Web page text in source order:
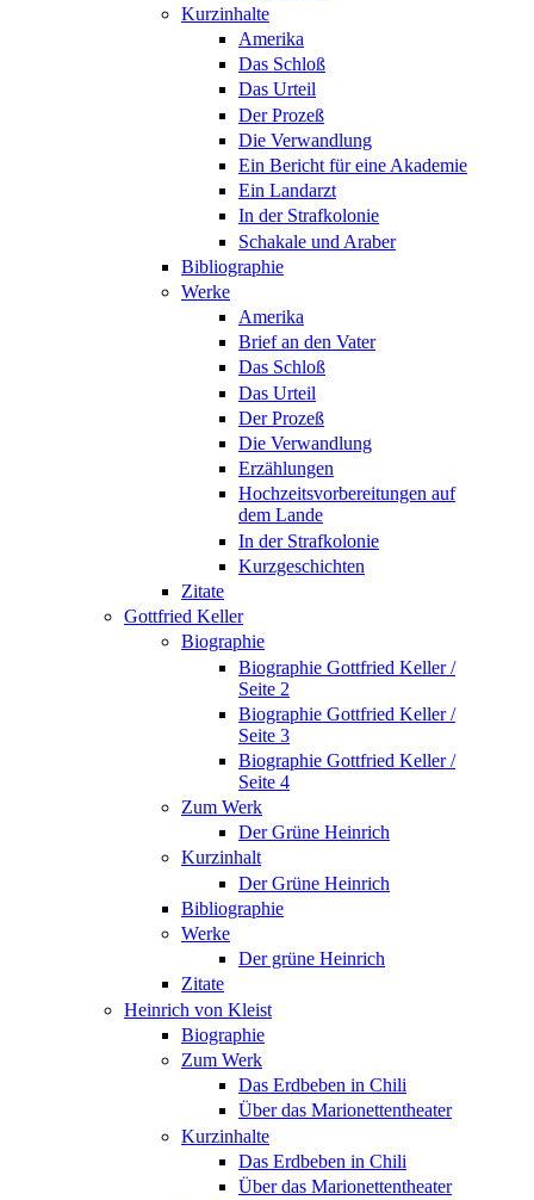
Kurzinhalte
Amerika
Das Schloß
Das Urteil
Der Prozeß
Die Verwandlung
Ein Bericht für eine Akademie
Ein Landarzt
In der Strafkolonie
Schakale und Araber
Bibliographie
Werke
Amerika
Brief an den Vater
Das Schloß
Das Urteil
Der Prozeß
Die Verwandlung
Erzählungen
Hochzeitsvorbereitungen auf
dem Lande
In der Strafkolonie
Kurzgeschichten
Zitate
Gottfried Keller
Biographie
Biographie Gottfried Keller /
Seite 2
Biographie Gottfried Keller /
Seite 3
Biographie Gottfried Keller /
Seite 4
Zum Werk
Der Grüne Heinrich
Kurzinhalt
Der Grüne Heinrich
Bibliographie
Werke
Der grüne Heinrich
Zitate
Heinrich von Kleist
Biographie
Zum Werk
Das Erdbeben in Chili
Über das Marionettentheater
Kurzinhalte
Das Erdbeben in Chili
Über das Marionettentheater